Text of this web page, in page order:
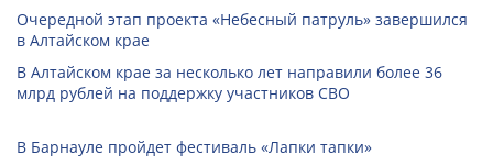
Очередной этап проекта «Небесный патруль» завершился
в Алтайском крае
В Алтайском крае за несколько лет направили более 36
млрд рублей на поддержку участников СВО
В Барнауле пройдет фестиваль «Лапки тапки»